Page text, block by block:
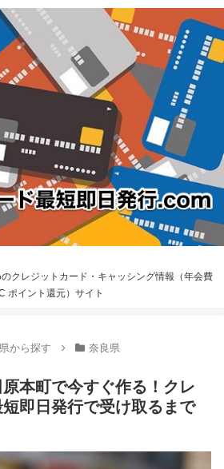
クレジットカード・キャッシング情報（年会費
ポイント還元）サイト
から探す 奈良県
本町で今すぐ作る！クレ
即日発行で受け取るまで